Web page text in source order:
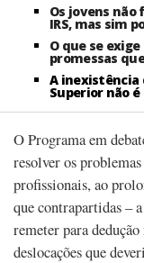
Os jovens não
IRS, mas sim
O que se
promessas
A inexistência
Superior não
O Programa em
resolver os
profissionais, ao
que contrapartidas –
remeter para
deslocações que